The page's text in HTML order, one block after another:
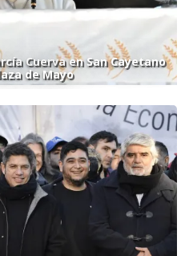
Cuerva en San Cayetano
de Mayo